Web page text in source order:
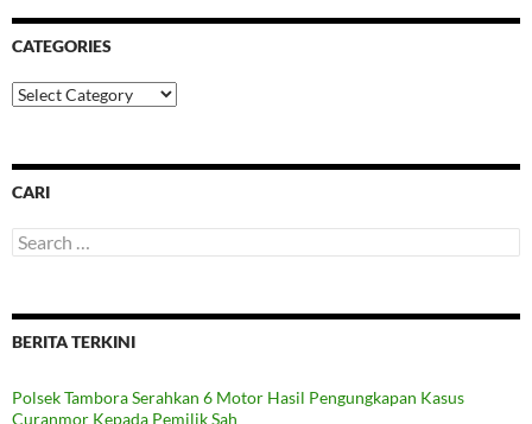
CATEGORIES
Categories
CARI
Search
for:
BERITA TERKINI
Polsek Tambora Serahkan 6 Motor Hasil Pengungkapan Kasus
Curanmor Kepada Pemilik Sah